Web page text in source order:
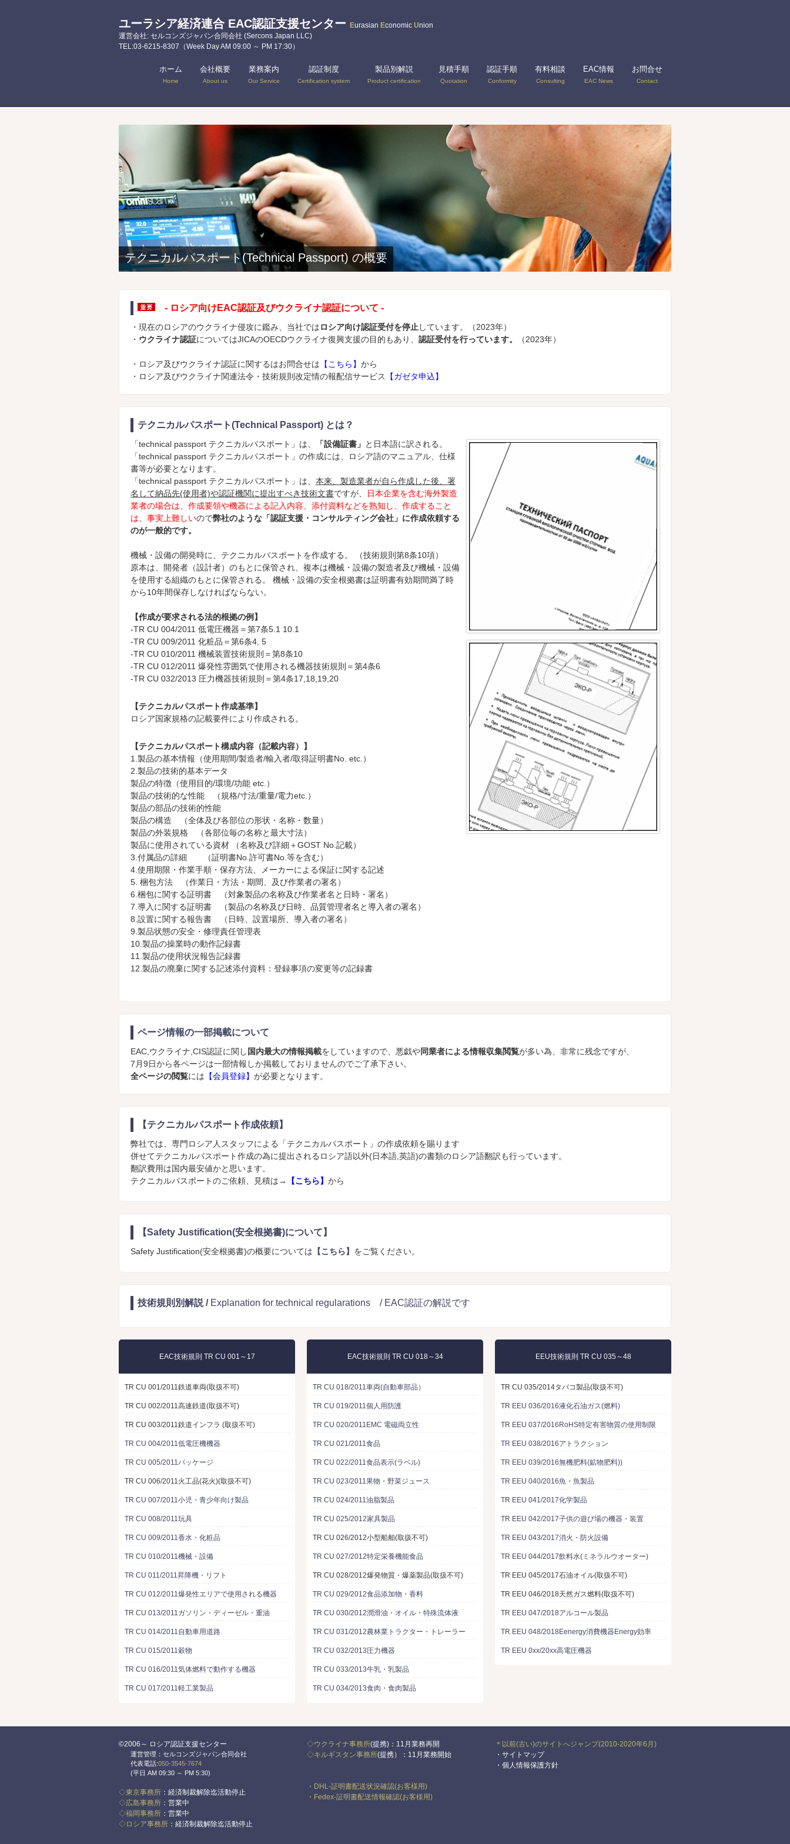
ユーラシア経済連合 EAC認証支援センター Eurasian Economic Union
運営会社: セルコンズジャパン合同会社 (Sercons Japan LLC)
TEL:03-6215-8307（Week Day AM 09:00 ～ PM 17:30）
ホーム
Home
会社概要
About us
業務案内
Our Service
認証制度
Certification system
製品別解説
Product certification
見積手順
Quotation
認証手順
Conformity
有料相談
Consulting
EAC情報
EAC News
お問合せ
Contact
テクニカルパスポート(Technical Passport) の概要
- ロシア向けEAC認証及びウクライナ認証について -
・現在のロシアのウクライナ侵攻に鑑み、当社ではロシア向け認証受付を停止 しています。（2023年）
・ ウクライナ認証についてはJICAのOECDウクライナ復興支援の目的もあり、 認証受付を行っています。 （2023年）
・ロシア及びウクライナ認証に関するはお問合せは 【こちら】 から
・ロシア及びウクライナ関連法令・技術規則改定情の報配信サービス
【ガゼタ申込】
テクニカルパスポート(Technical Passport) とは？
「technical passport テクニカルパスポート」は、 「設備証書」 と日本語に訳される。
「technical passport テクニカルパスポート」の作成には、ロシア語のマニュアル、仕様
書等が必要となります。
「technical passport テクニカルパスポート」は、 本来、製造業者が自ら作成した後、署
名して納品先(使用者)や認証機関に提出すべき技術文書ですが、
日本企業を含む海外製造
業者の場合は、作成要領や機器による記入内容、添付資料などを熟知し、作成すること
は、事実上難しいので弊社のような「認証支援・コンサルティング会社」に作成依頼する
のが一般的です。
機械・設備の開発時に、テクニカルパスポートを作成する。 （技術規則第8条10項）
原本は、開発者（設計者）のもとに保管され、複本は機械・設備の製造者及び機械・設備
を使用する組織のもとに保管される。 機械・設備の安全根拠書は証明書有効期間満了時
から10年間保存しなければならない。
【作成が要求される法的根拠の例】
-TR CU 004/2011 低電圧機器＝第7条5.1 10.1
-TR CU 009/2011 化粧品＝第6条4, 5
-TR CU 010/2011 機械装置技術規則＝第8条10
-TR CU 012/2011 爆発性雰囲気で使用される機器技術規則＝第4条6
-TR CU 032/2013 圧力機器技術規則＝第4条17,18,19,20
【テクニカルパスポート作成基準】
ロシア国家規格の記載要件により作成される。
【テクニカルパスポート構成内容（記載内容）】
1.製品の基本情報（使用期間/製造者/輸入者/取得証明書No. etc.）
2.製品の技術的基本データ
製品の特徴（使用目的/環境/功能 etc.）
製品の技術的な性能 （規格/寸法/重量/電力etc.）
製品の部品の技術的性能
製品の構造 （全体及び各部位の形状・名称・数量）
製品の外装規格 （各部位毎の名称と最大寸法）
製品に使用されている資材 （名称及び詳細＋GOST No.記載）
3.付属品の詳細 （証明書No.許可書No.等を含む）
4.使用期限・作業手順・保存方法、メーカーによる保証に関する記述
5. 梱包方法 （作業日・方法・期間、及び作業者の署名）
6.梱包に関する証明書 （対象製品の名称及び作業者名と日時・署名）
7.導入に関する証明書 （製品の名称及び日時、品質管理者名と導入者の署名）
8.設置に関する報告書 （日時、設置場所、導入者の署名）
9.製品状態の安全・修理責任管理表
10.製品の操業時の動作記録書
11.製品の使用状況報告記録書
12.製品の廃棄に関する記述添付資料：登録事項の変更等の記録書
ページ情報の一部掲載について
EAC,ウクライナ,CIS認証に関し 国内最大の情報掲載をしていますので、悪戯や同業者による情報収集閲覧が多い為、非常に残念ですが、
7月9日から各ページは一部情報しか掲載しておりませんのでご了承下さい。
全ページの閲覧には 【会員登録】 が必要となります。
【テクニカルパスポート作成依頼】
弊社では、専門ロシア人スタッフによる「テクニカルパスポート」の作成依頼を賜ります
併せてテクニカルパスポート作成の為に提出されるロシア語以外(日本語,英語)の書類のロシア語翻訳も行っています。
翻訳費用は国内最安値かと思います。
テクニカルパスポートのご依頼、見積は→
【こちら】 から
【Safety Justification(安全根拠書)について】
Safety Justification(安全根拠書)の概要については 【こちら】 をご覧ください。
技術規則別解説 / Explanation for technical regularations / EAC認証の解説です
EAC技術規則 TR CU 001～17
TR CU 001/2011鉄道車両(取扱不可)
TR CU 002/2011高速鉄道(取扱不可)
TR CU 003/2011鉄道インフラ (取扱不可)
TR CU 004/2011低電圧機機器
TR CU 005/2011パッケージ
TR CU 006/2011火工品(花火)(取扱不可)
TR CU 007/2011小児・青少年向け製品
TR CU 008/2011玩具
TR CU 009/2011香水・化粧品
TR CU 010/2011機械・設備
TR CU 011/2011昇降機・リフト
TR CU 012/2011爆発性エリアで使用される機器
TR CU 013/2011ガソリン・ディーゼル・重油
TR CU 014/2011自動車用道路
TR CU 015/2011穀物
TR CU 016/2011気体燃料で動作する機器
TR CU 017/2011軽工業製品
EAC技術規則 TR CU 018～34
TR CU 018/2011車両(自動車部品）
TR CU 019/2011個人用防護
TR CU 020/2011EMC 電磁両立性
TR CU 021/2011食品
TR CU 022/2011食品表示(ラベル)
TR CU 023/2011果物・野菜ジュース
TR CU 024/2011油脂製品
TR CU 025/2012家具製品
TR CU 026/2012小型船舶(取扱不可)
TR CU 027/2012特定栄養機能食品
TR CU 028/2012爆発物質・爆薬製品(取扱不可)
TR CU 029/2012食品添加物・香料
TR CU 030/2012潤滑油・オイル・特殊流体液
TR CU 031/2012農林業トラクター・トレーラー
TR CU 032/2013圧力機器
TR CU 033/2013牛乳・乳製品
TR CU 034/2013食肉・食肉製品
EEU技術規則 TR CU 035～48
TR CU 035/2014タバコ製品(取扱不可)
TR EEU 036/2016液化石油ガス(燃料)
TR EEU 037/2016RoHS特定有害物質の使用制限
TR EEU 038/2016アトラクション
TR EEU 039/2016無機肥料(鉱物肥料))
TR EEU 040/2016魚・魚製品
TR EEU 041/2017化学製品
TR EEU 042/2017子供の遊び場の機器・装置
TR EEU 043/2017消火・防火設備
TR EEU 044/2017飲料水(ミネラルウオーター)
TR EEU 045/2017石油オイル(取扱不可)
TR EEU 046/2018天然ガス燃料(取扱不可)
TR EEU 047/2018アルコール製品
TR EEU 048/2018Eenergy消費機器Energy効率
TR EEU 0xx/20xx高電圧機器
©2006～ ロシア認証支援センター
運営管理：セルコンズジャパン合同会社
代表電話:050-3545-7674
(平日 AM 09:30 ～ PM 5:30)
◇東京事務所 ：経済制裁解除迄活動停止
◇広島事務所 ：営業中
◇福岡事務所 ：営業中
◇ロシア事務所 ：経済制裁解除迄活動停止
◇ウクライナ事務所(提携)：11月業務再開
◇キルギスタン事務所(提携）：11月業務開始
＊以前(古い)のサイトへジャンプ(2010-2020年6月)
・サイトマップ
・個人情報保護方針
・DHL-証明書配送状況確認(お客様用)
・Fedex-証明書配送情報確認(お客様用)